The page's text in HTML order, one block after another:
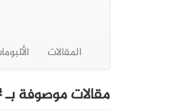
المقالات
مقالات موصوفة بـ